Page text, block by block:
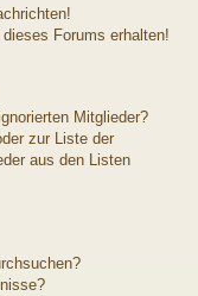
Forums erhalten!
Mitglieder?
zur Liste der
aus den Listen